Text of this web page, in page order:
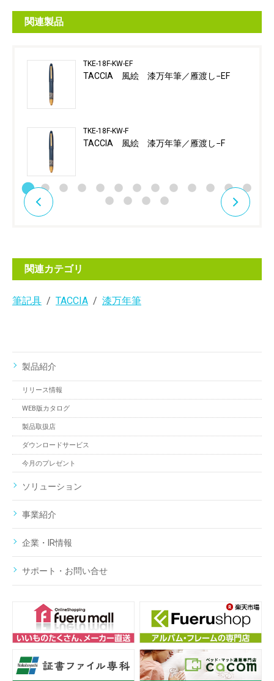
関連製品
TKE-18F-KW-EF
TACCIA 風絵 漆万年筆／雁渡し−EF
TKE-18F-KW-F
TACCIA 風絵 漆万年筆／雁渡し−F
関連カテゴリ
筆記具 TACCIA 漆万年筆
製品紹介
リリース情報
WEB版カタログ
製品取扱店
ダウンロードサービス
今月のプレゼント
ソリューション
事業紹介
企業・IR情報
サポート・お問い合せ